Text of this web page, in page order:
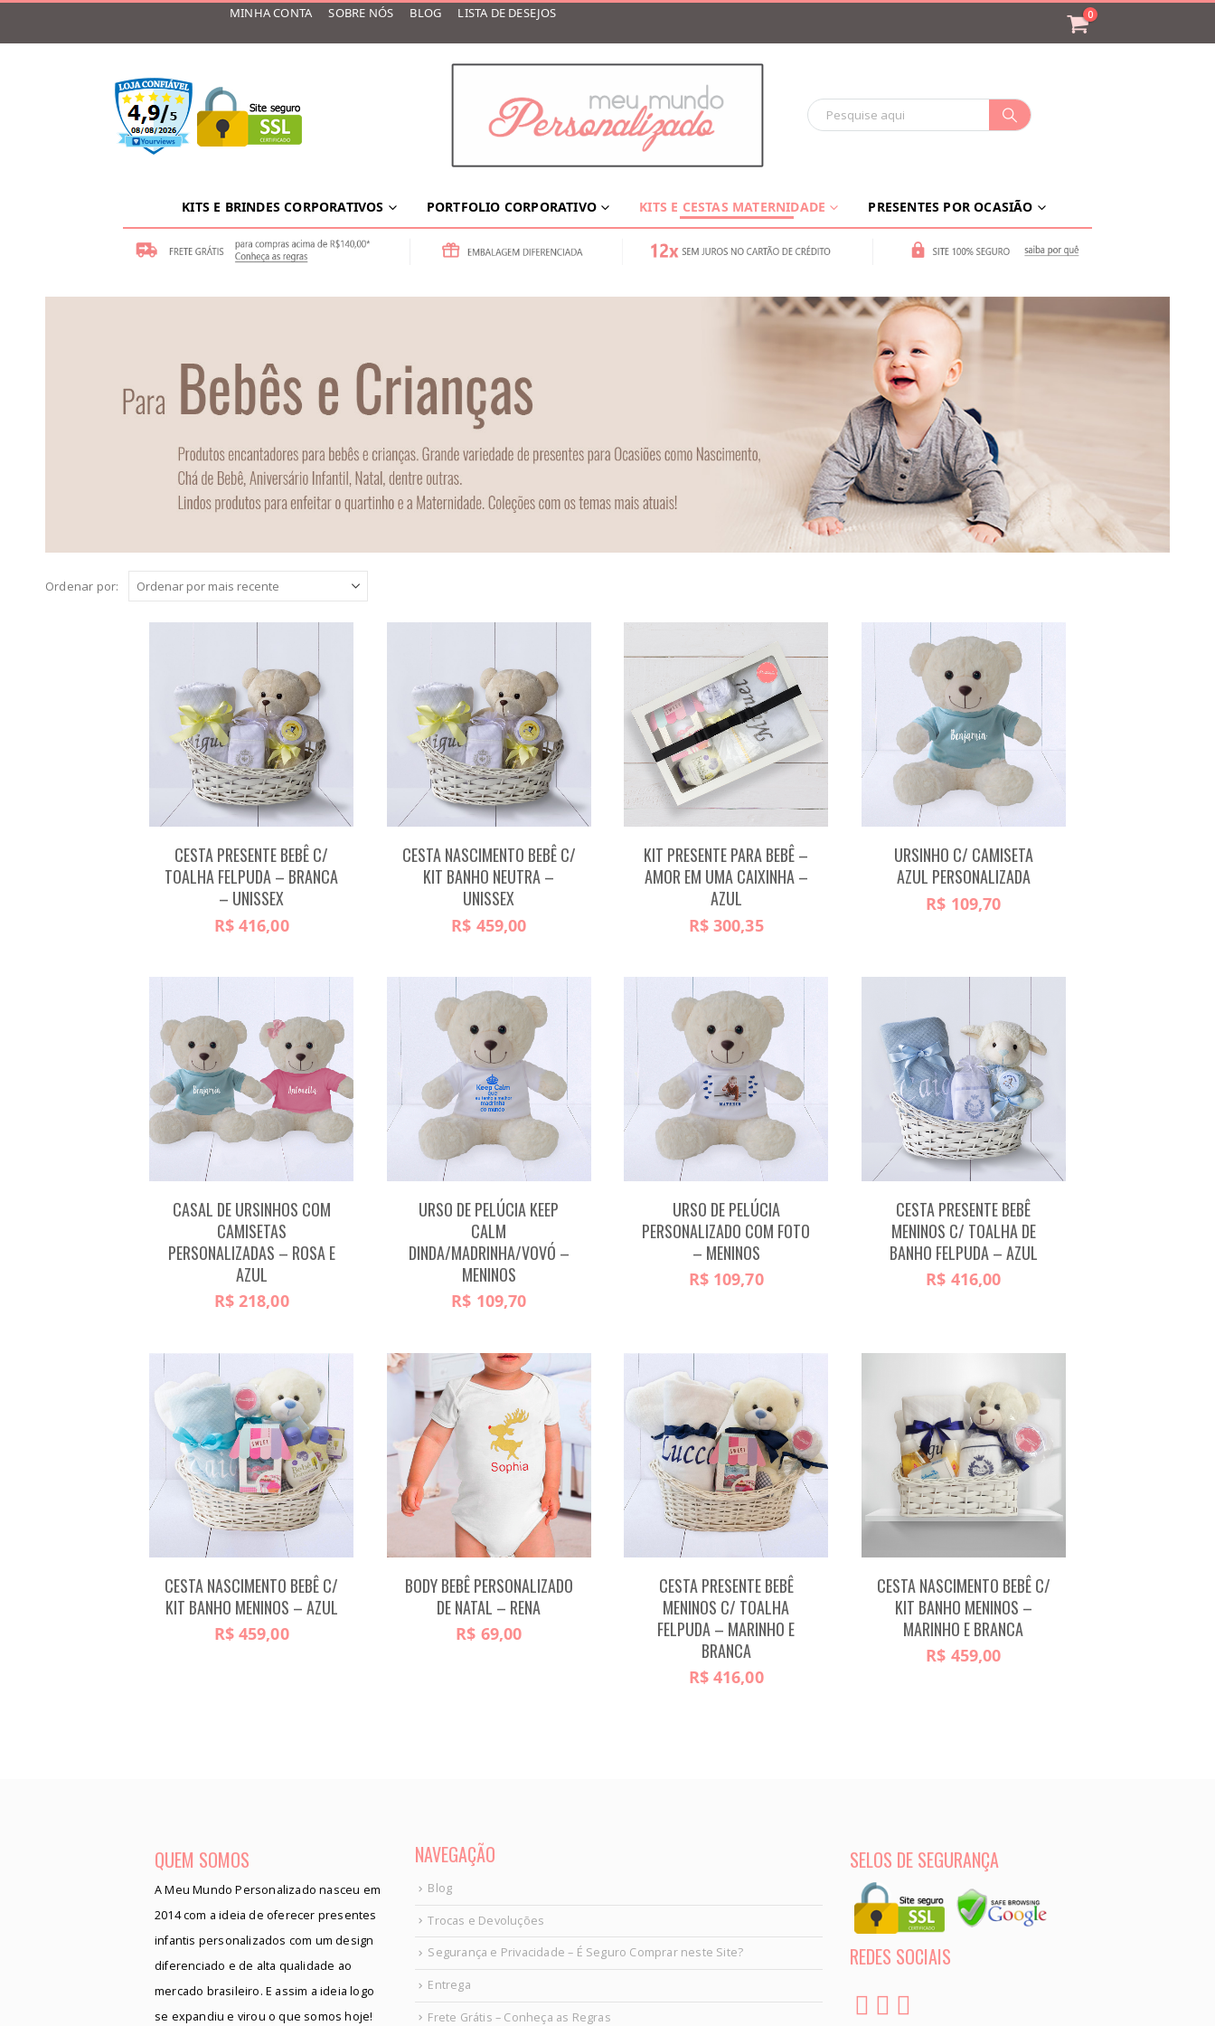
MINHA CONTA SOBRE NÓS BLOG LISTA DE DESEJOS 0
KITS E BRINDES CORPORATIVOS PORTFOLIO CORPORATIVO KITS E CESTAS MATERNIDADE PRESENTES POR OCASIÃO
Ordenar por:
CESTA PRESENTE BEBÊ C/
TOALHA FELPUDA – BRANCA
– UNISSEX
R$416,00
CESTA NASCIMENTO BEBÊ C/
KIT BANHO NEUTRA –
UNISSEX
R$ 459,00
KIT PRESENTE PARA BEBÊ –
AMOR EM UMA CAIXINHA –
AZUL
R$ 300,35
URSINHO C/ CAMISETA
AZUL PERSONALIZADA
R$ 109,70
CASAL DE URSINHOS COM
CAMISETAS
PERSONALIZADAS – ROSA E
AZUL
R$218,00
URSO DE PELÚCIA KEEP
CALM
DINDA/MADRINHA/VOVÓ –
MENINOS
R$ 109,70
URSO DE PELÚCIA
PERSONALIZADO COM FOTO
– MENINOS
R$ 109,70
CESTA PRESENTE BEBÊ
MENINOS C/ TOALHA DE
BANHO FELPUDA – AZUL
R$ 416,00
CESTA NASCIMENTO BEBÊ C/
KIT BANHO MENINOS – AZUL
R$459,00
BODY BEBÊ PERSONALIZADO
DE NATAL – RENA
R$ 69,00
CESTA PRESENTE BEBÊ
MENINOS C/ TOALHA
FELPUDA – MARINHO E
BRANCA
R$ 416,00
CESTA NASCIMENTO BEBÊ C/
KIT BANHO MENINOS –
MARINHO E BRANCA
R$ 459,00
QUEM SOMOS
A Meu Mundo Personalizado nasceu em
2014 com a ideia de oferecer presentes
infantis personalizados com um design
diferenciado e de alta qualidade ao
mercado brasileiro. E assim a ideia logo
se expandiu e virou o que somos hoje!
NAVEGAÇÃO
Blog
Trocas e Devoluções
Segurança e Privacidade – É Seguro Comprar neste Site?
Entrega
Frete Grátis – Conheça as Regras
SELOS DE SEGURANÇA
REDES SOCIAIS